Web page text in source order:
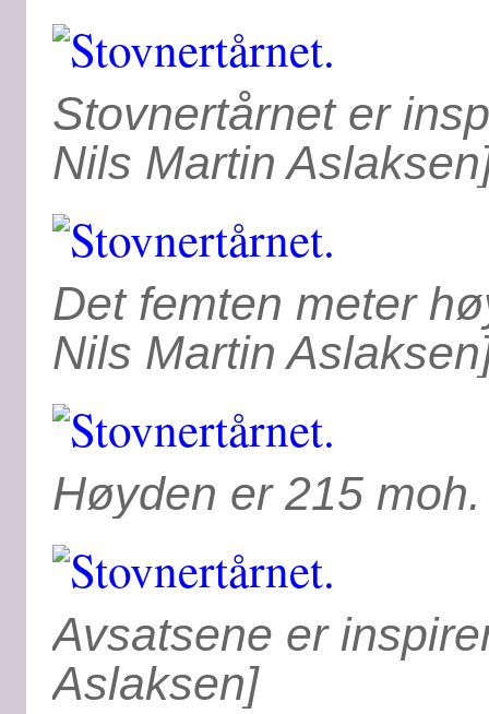
Stovnertårnet er
Nils Martin
Det femten meter
Nils Martin
Høyden er 215
Avsatsene er
Aslaksen]